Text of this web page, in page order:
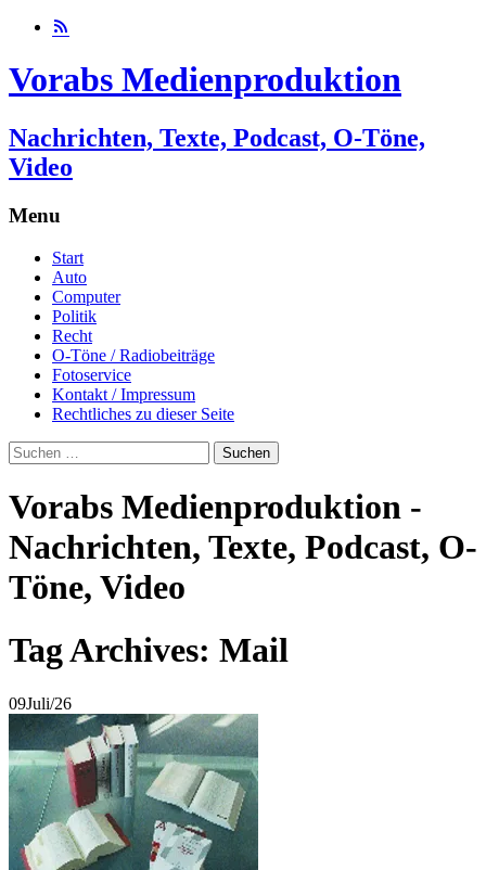
Vorabs Medienproduktion
Nachrichten, Texte, Podcast, O-Töne,
Video
Menu
Skip
content
Start
Auto
Computer
Politik
Recht
O-Töne / Radiobeiträge
Fotoservice
Kontakt / Impressum
Rechtliches zu dieser Seite
Suchen
nach:
Vorabs Medienproduktion -
Nachrichten, Texte, Podcast, O-
Töne, Video
Tag Archives: Mail
09Juli/26